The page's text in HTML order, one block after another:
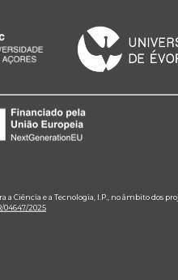
Ciência e a Tecnologia, I.P., no âmbito dos
04647/2025